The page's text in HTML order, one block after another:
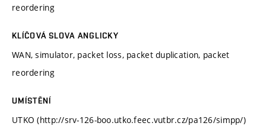
reordering
KLÍČOVÁ SLOVA ANGLICKY
WAN, simulator, packet loss, packet duplication, packet
reordering
UMÍSTĚNÍ
UTKO (http://srv-126-boo.utko.feec.vutbr.cz/pa126/simpp/)